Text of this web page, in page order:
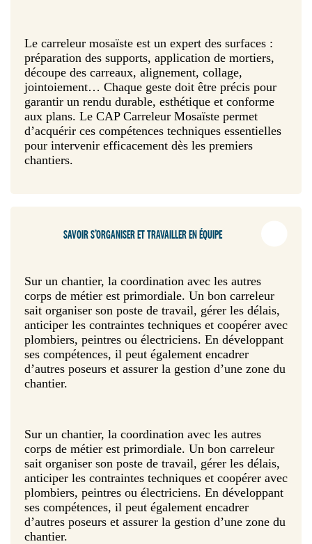
Le carreleur mosaïste est un expert des surfaces :
préparation des supports, application de mortiers,
découpe des carreaux, alignement, collage,
jointoiement… Chaque geste doit être précis pour
garantir un rendu durable, esthétique et conforme
aux plans. Le CAP Carreleur Mosaïste permet
d’acquérir ces compétences techniques essentielles
pour intervenir efficacement dès les premiers
chantiers.
SAVOIR S’ORGANISER ET TRAVAILLER EN ÉQUIPE
Sur un chantier, la coordination avec les autres
corps de métier est primordiale. Un bon carreleur
sait organiser son poste de travail, gérer les délais,
anticiper les contraintes techniques et coopérer avec
plombiers, peintres ou électriciens. En développant
ses compétences, il peut également encadrer
d’autres poseurs et assurer la gestion d’une zone du
chantier.
Sur un chantier, la coordination avec les autres
corps de métier est primordiale. Un bon carreleur
sait organiser son poste de travail, gérer les délais,
anticiper les contraintes techniques et coopérer avec
plombiers, peintres ou électriciens. En développant
ses compétences, il peut également encadrer
d’autres poseurs et assurer la gestion d’une zone du
chantier.